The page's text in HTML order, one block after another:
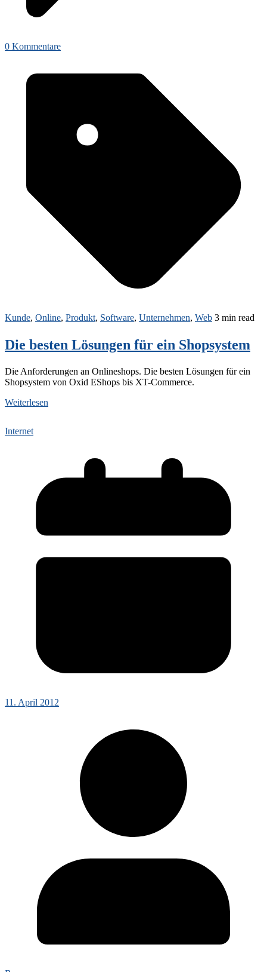
0 Kommentare
Kunde, Online, Produkt, Software, Unternehmen, Web 3 min read
Die besten Lösungen für ein Shopsystem
Die Anforderungen an Onlineshops. Die besten Lösungen für ein
Shopsystem von Oxid EShops bis XT-Commerce.
Weiterlesen
Internet
11. April 2012